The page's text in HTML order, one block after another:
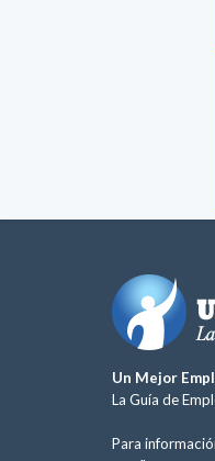
Un Mejor
La Guía de
Para